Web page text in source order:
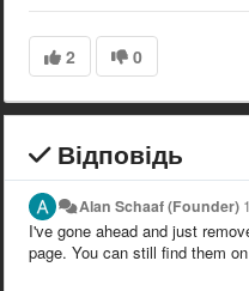
2 0
Відповідь
Alan Schaaf (Founder)
I've gone ahead and just
page. You can still find them